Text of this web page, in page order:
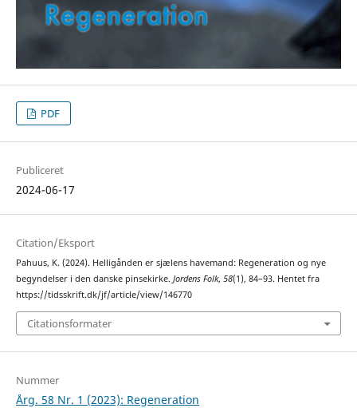
PDF
Publiceret
2024-06-17
Citation/Eksport
Pahuus, K. (2024). Helligånden er sjælens havemand: Regeneration og nye
begyndelser i den danske pinsekirke. Jordens Folk, 58(1), 84–93. Hentet fra
https://tidsskrift.dk/jf/article/view/146770
Citationsformater
Nummer
Årg. 58 Nr. 1 (2023): Regeneration